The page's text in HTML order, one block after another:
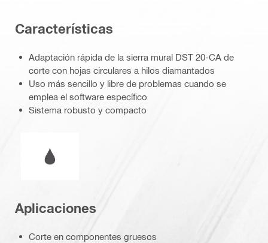
Características
Adaptación rápida de la sierra mural DST 20-CA de
corte con hojas circulares a hilos diamantados
Uso más sencillo y libre de problemas cuando se
emplea el software específico
Sistema robusto y compacto
Aplicaciones
Corte en componentes gruesos